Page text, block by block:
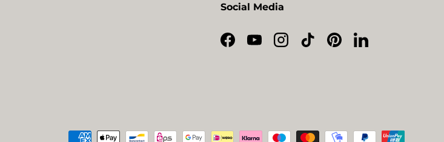
Social Media
Facebook
YouTubeInstagram
TikTokPinterestLinkedIn
Zahlungsmethoden